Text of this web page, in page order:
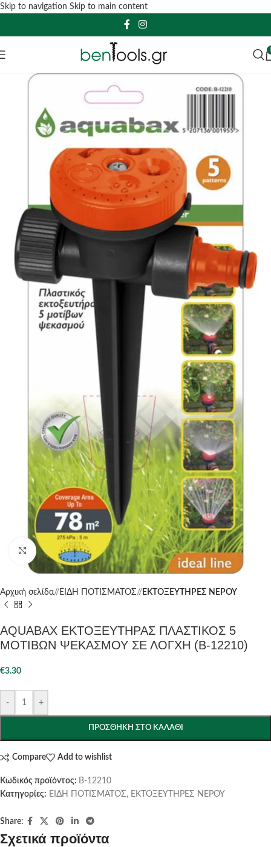
Skip to navigation Skip to main content
Click to enlarge
Αρχική σελίδα/ ΕΙΔΗ ΠΟΤΙΣΜΑΤΟΣ / ΕΚΤΟΞΕΥΤΗΡΕΣ ΝΕΡΟΥ
AQUABAX ΕΚΤΟΞΕΥΤΗΡΑΣ ΠΛΑΣΤΙΚΟΣ 5
ΜΟΤΙΒΩΝ ΨΕΚΑΣΜΟΥ ΣΕ ΛΟΓΧΗ (B-12210)
€3.30
- +
ΠΡΟΣΘΉΚΗ ΣΤΟ ΚΑΛΆΘΙ
Compare Add to wishlist
Κωδικός προϊόντος: B-12210
Κατηγορίες: ΕΙΔΗ ΠΟΤΙΣΜΑΤΟΣ , ΕΚΤΟΞΕΥΤΗΡΕΣ ΝΕΡΟΥ
Share:
Σχετικά προϊόντα